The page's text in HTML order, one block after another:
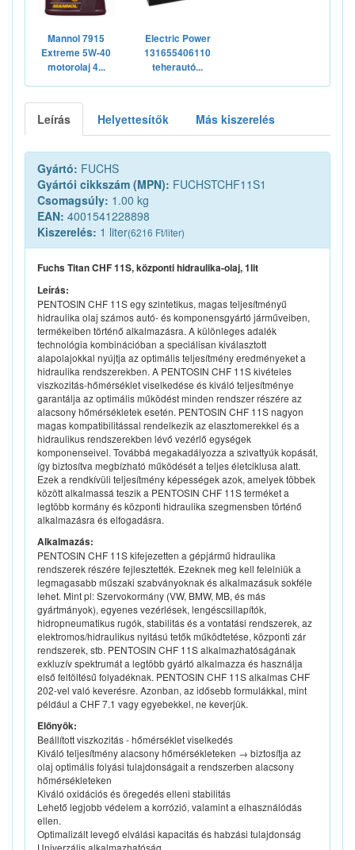
Mannol 7915
Extreme 5W-40
motorolaj 4...
Electric Power
131655406110
teherautó...
Leírás Helyettesítők Más kiszerelés
Gyártó: FUCHS
Gyártói cikkszám (MPN): FUCHSTCHF11S1
Csomagsúly: 1.00 kg
EAN: 4001541228898
Kiszerelés: 1 liter(6216 Ft/liter)
Fuchs Titan CHF 11S, központi hidraulika-olaj, 1lit
Leírás:
PENTOSIN CHF 11S egy szintetikus, magas teljesítményű
hidraulika olaj számos autó- és komponensgyártó járműveiben,
termékeiben történő alkalmazásra. A különleges adalék
technológia kombinációban a speciálisan kiválasztott
alapolajokkal nyújtja az optimális teljesítmény eredményeket a
hidraulika rendszerekben. A PENTOSIN CHF 11S kivételes
viszkozitás-hőmérséklet viselkedése és kiváló teljesítménye
garantálja az optimális működést minden rendszer részére az
alacsony hőmérsékletek esetén. PENTOSIN CHF 11S nagyon
magas kompatibilitással rendelkezik az elasztomerekkel és a
hidraulikus rendszerekben lévő vezérlő egységek
komponenseivel. Továbbá megakadályozza a szivattyúk kopását,
így biztosítva megbízható működését a teljes életciklusa alatt.
Ezek a rendkívüli teljesítmény képességek azok, amelyek többek
között alkalmassá teszik a PENTOSIN CHF 11S terméket a
legtöbb kormány és központi hidraulika szegmensben történő
alkalmazásra és elfogadásra.
Alkalmazás:
PENTOSIN CHF 11S kifejezetten a gépjármű hidraulika
rendszerek részére fejlesztették. Ezeknek meg kell felelniük a
legmagasabb műszaki szabványoknak és alkalmazásuk sokféle
lehet. Mint pl: Szervokormány (VW, BMW, MB, és más
gyártmányok), egyenes vezérlések, lengéscsillapítók,
hidropneumatikus rugók, stabilitás és a vontatási rendszerek, az
elektromos/hidraulikus nyitású tetők működtetése, központi zár
rendszerek, stb. PENTOSIN CHF 11S alkalmazhatóságának
exkluzív spektrumát a legtöbb gyártó alkalmazza és használja
első feltöltésű folyadéknak. PENTOSIN CHF 11S alkalmas CHF
202-vel való keverésre. Azonban, az idősebb formulákkal, mint
például a CHF 7.1 vagy egyebekkel, ne keverjük.
Előnyök:
Beállított viszkozitás - hőmérséklet viselkedés
Kiváló teljesítmény alacsony hőmérsékleteken → biztosítja az
olaj optimális folyási tulajdonságait a rendszerben alacsony
hőmérsékleteken
Kiváló oxidációs és öregedés elleni stabilitás
Lehető legjobb védelem a korrózió, valamint a elhasználódás
ellen.
Optimalizált levegő elválási kapacitás és habzási tulajdonság